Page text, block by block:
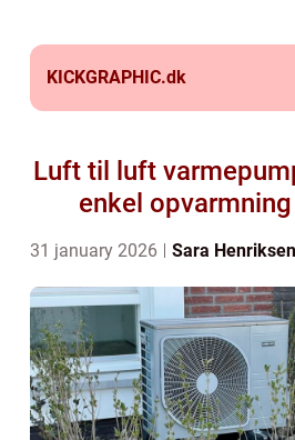
KICKGRAPHIC.dk
Luft til luft
enkel
31 january 2026 Sara Henriksen